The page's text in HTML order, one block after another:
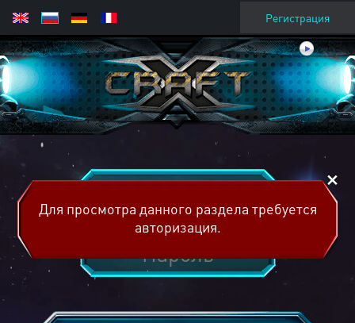
Регистрация
Для просмотра данного раздела требуется
авторизация.